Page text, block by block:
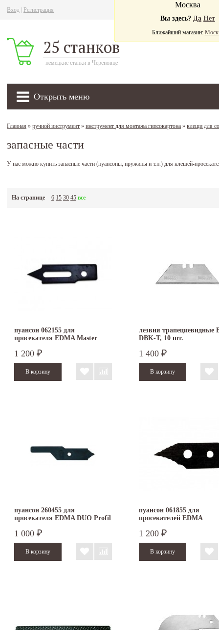
Вход Регистрация
25 станков
немецкие станки в Череповце
Открыть меню
Москва
Вы здесь? Да Нет
Ближайший магазин:
Главная » ручной инструмент » инструмент для монтажа гипсокартона » клещи для
запасные части
У нас можно купить запасные части (пуансоны, пружины и т.п.) для клещей-
На странице 6 15 30 45 все
пуансон 062155 для
просекателя EDMA Master
1 200 ₽
лезвия трапециевидные
DBK-T, 10 шт.
1 400 ₽
пуансон 260455 для
просекателя EDMA DUO Profil
1 000 ₽
пуансон 061855 для
просекателей EDMA
PROFIL
1 200 ₽